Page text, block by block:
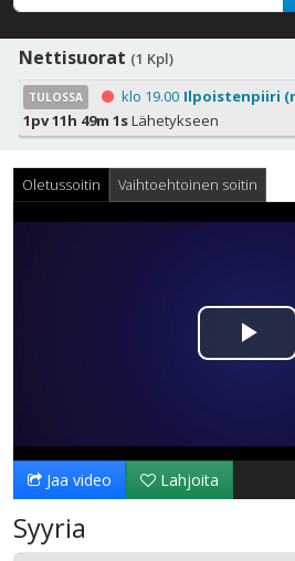
Nettisuorat (1 Kpl)
TULOSSA klo 19.00 Ilpoistenpiiri
1pv 11h 49m 1sLähetykseen
Oletussoitin Vaihtoehtoinen soitin
Jaa video Lahjoita
Syyria